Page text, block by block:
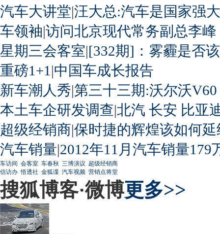
汽车大讲堂|汪大总:汽车是国家强
车领袖|访问北京现代常务副总李峰
星期三会客室|[332期]：雾霾是否
重磅1+1 |中国车成长报告
新车潮人秀|第三十三期:沃尔沃
本土车企研发调查|北汽 长安 比亚
超级经销商|保时捷的辉煌该如何延
汽车销量|2012年11月汽车销量179
车访间 会客室 车春秋 三博演议 超级经销商
信访办 悟透社 金狐谍 汽车视频 营销点将堂
搜狐博客·微博更多>>